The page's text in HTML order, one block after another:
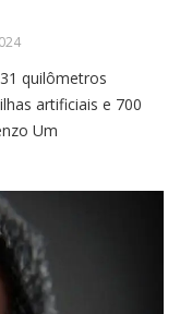
quilômetros
artificiais e 700
Um
previa a